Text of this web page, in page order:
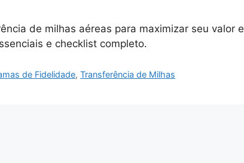
de milhas aéreas para maximizar seu valor e
e checklist completo.
de Fidelidade,Transferência de Milhas